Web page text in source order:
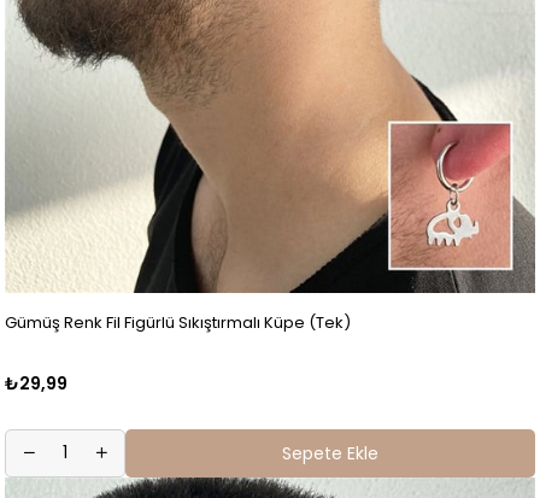
Gümüş Renk Fil Figürlü Sıkıştırmalı Küpe (Tek)
₺29,99
Sepete Ekle